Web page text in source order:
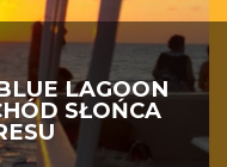
LAGOON
SŁOŃCA